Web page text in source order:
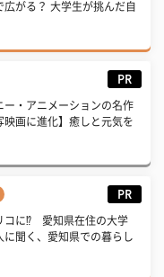
広がる？ 大学生が挑んだ自
PR
ー・アニメーションの名作
映画に進化】癒しと元気を
PR
コに⁉ 愛知県在住の大学
に聞く、愛知県での暮らし